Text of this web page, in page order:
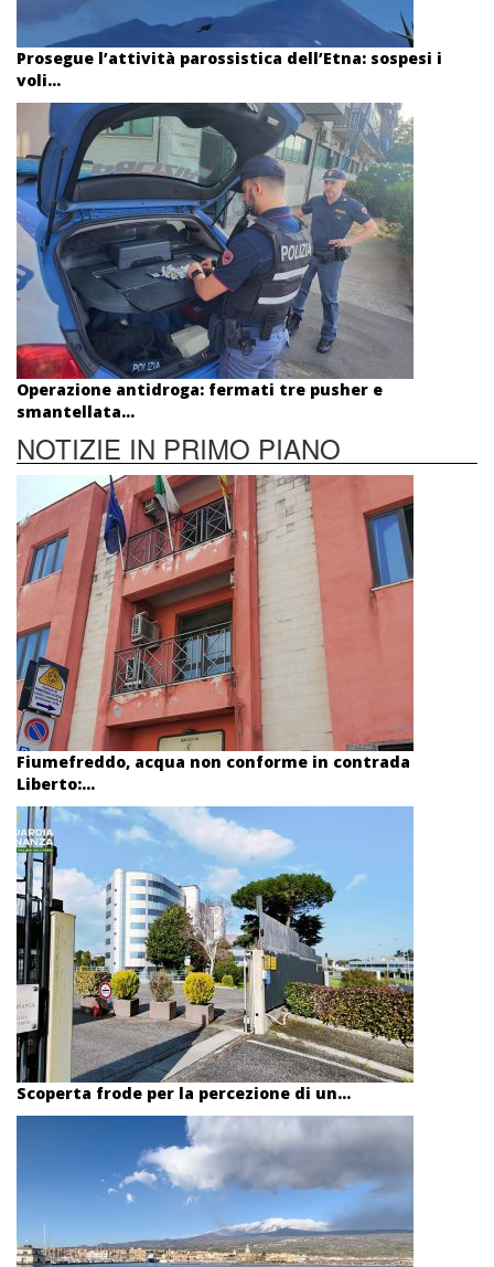
Prosegue l’attività parossistica dell’Etna: sospesi i
voli...
Operazione antidroga: fermati tre pusher e
smantellata...
NOTIZIE IN PRIMO PIANO
Fiumefreddo, acqua non conforme in contrada
Liberto:...
Scoperta frode per la percezione di un...